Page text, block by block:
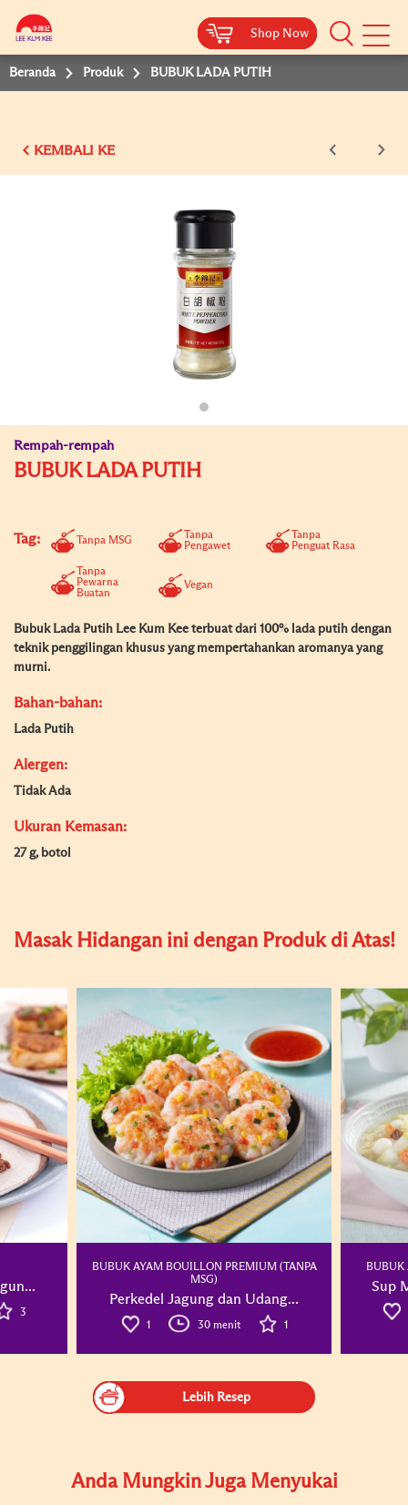
Shop Now
Shop Now
Shop Now
Shop Now
Shop Now
Beranda Produk BUBUK LADA PUTIH
KEMBALI KE
Rempah-rempah
BUBUK LADA PUTIH
Tag: Tanpa MSG
Tanpa
Pengawet
Tanpa
Penguat Rasa
Tanpa
Pewarna
Buatan
Vegan
Bubuk Lada Putih Lee Kum Kee terbuat dari 100% lada putih dengan
teknik penggilingan khusus yang mempertahankan aromanya yang
murni.
Bahan-bahan:
Lada Putih
Alergen:
Tidak Ada
Ukuran Kemasan:
27 g, botol
Masak Hidangan ini dengan Produk di Atas!
3
BUBUK AYAM BOUILLON PREMIUM (TANPA
MSG)
Perkedel Jagung dan Udang...
1 30 menit 1
BUBUK
Sup
Lebih Resep
Anda Mungkin Juga Menyukai